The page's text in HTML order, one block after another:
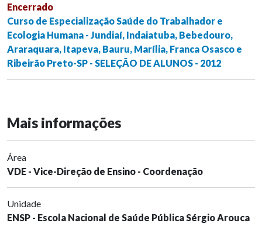
Encerrado
Curso de Especialização Saúde do Trabalhador e
Ecologia Humana - Jundiaí, Indaiatuba, Bebedouro,
Araraquara, Itapeva, Bauru, Marília, Franca Osasco e
Ribeirão Preto-SP - SELEÇÃO DE ALUNOS - 2012
Mais informações
Área
VDE - Vice-Direção de Ensino - Coordenação
Unidade
ENSP - Escola Nacional de Saúde Pública Sérgio Arouca